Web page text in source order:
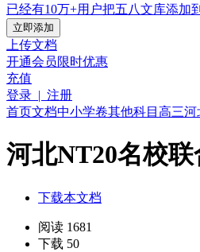
已经有10万+用户把五八文库添加
立即添加
上传文档
开通会员限时优惠
充值
登录 | 注册
首页文档中小学卷其他科目 高三河
河北NT20名校
下载本文档
阅读 1681
下载 50